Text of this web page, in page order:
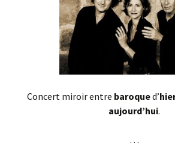
Concert miroir entre baroqued’
aujourd’hui.
. . .